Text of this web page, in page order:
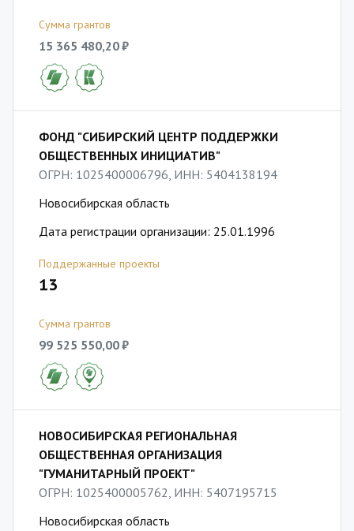
Сумма грантов
15 365 480,20 ₽
ФОНД "СИБИРСКИЙ ЦЕНТР ПОДДЕРЖКИ
ОБЩЕСТВЕННЫХ ИНИЦИАТИВ"
ОГРН: 1025400006796, ИНН: 5404138194
Новосибирская область
Дата регистрации организации: 25.01.1996
Поддержанные проекты
13
Сумма грантов
99 525 550,00 ₽
НОВОСИБИРСКАЯ РЕГИОНАЛЬНАЯ
ОБЩЕСТВЕННАЯ ОРГАНИЗАЦИЯ
"ГУМАНИТАРНЫЙ ПРОЕКТ"
ОГРН: 1025400005762, ИНН: 5407195715
Новосибирская область